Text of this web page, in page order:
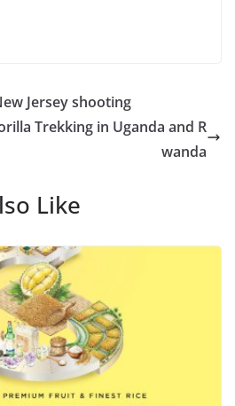
Jersey shooting
Trekking in Uganda and R
wanda
Like